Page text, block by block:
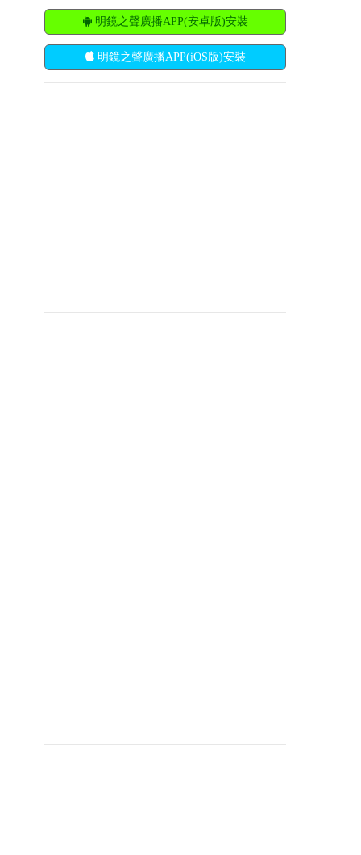
明鏡之聲廣播APP(安卓版)安裝
明鏡之聲廣播APP(iOS版)安裝